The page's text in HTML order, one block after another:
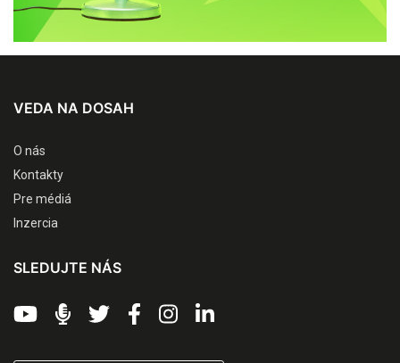
VEDA NA DOSAH
O nás
Kontakty
Pre médiá
Inzercia
SLEDUJTE NÁS